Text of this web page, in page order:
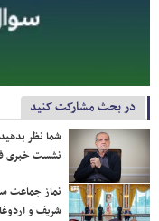
در بحث مشارکت کنید
شما نظر
نشست خبری
نماز جماعت
شریف و